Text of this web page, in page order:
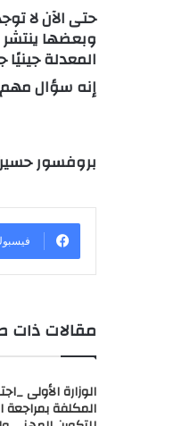
حتى الآن لا
وبعضها
المعدلة
إنه سؤال
بروفسور
مقالات ذات
الوزارة الأولى
المكلفة